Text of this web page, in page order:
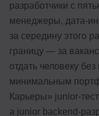
разработчики с
менеджеры, дата-
за середину этого
границу — за
отдать человеку
минимальным
Карьеры» junior-
а junior backend-